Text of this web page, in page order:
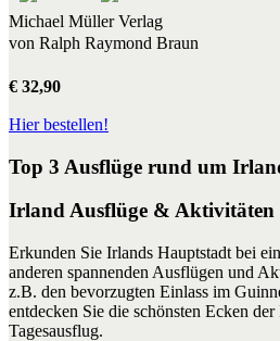
Michael Müller Verlag
von Ralph Raymond Braun
€ 32,90
Hier bestellen!
Top 3 Ausflüge rund um
Irland Ausflüge & Aktivitäten
Erkunden Sie Irlands Hauptstadt bei
anderen spannenden Ausflügen und
z.B. den bevorzugten Einlass im
entdecken Sie die schönsten Ecken
Tagesausflug.